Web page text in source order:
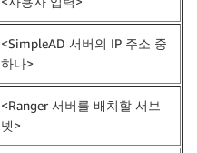
<SimpleAD 서버의 IP 주소 중
하나>
<Ranger 서버를 배치할 서브
넷>